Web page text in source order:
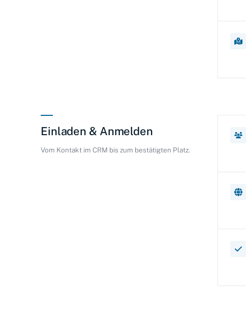
Einladen & Anmelden
Vom Kontakt im CRM bis zum bestätigten Platz.